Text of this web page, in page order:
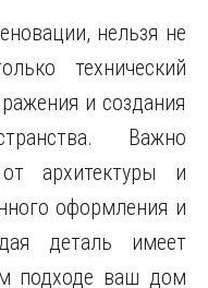
нельзя не
технический
и создания
Важно
архитектуры и
оформления и
деталь имеет
подходе ваш дом